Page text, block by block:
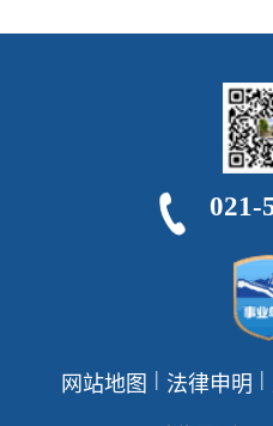
021-
网站地图 | 法律申明 |